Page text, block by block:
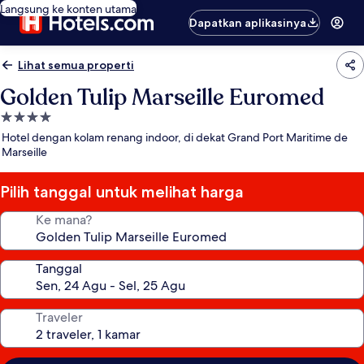
Langsung ke konten utama
Dapatkan aplikasinya
Lihat semua properti
Golden Tulip Marseille Euromed
Properti
bintang
4.0
Hotel dengan kolam renang indoor, di dekat Grand Port Maritime de
Marseille
Pilih tanggal untuk melihat harga
Ke mana?
Tanggal
Traveler